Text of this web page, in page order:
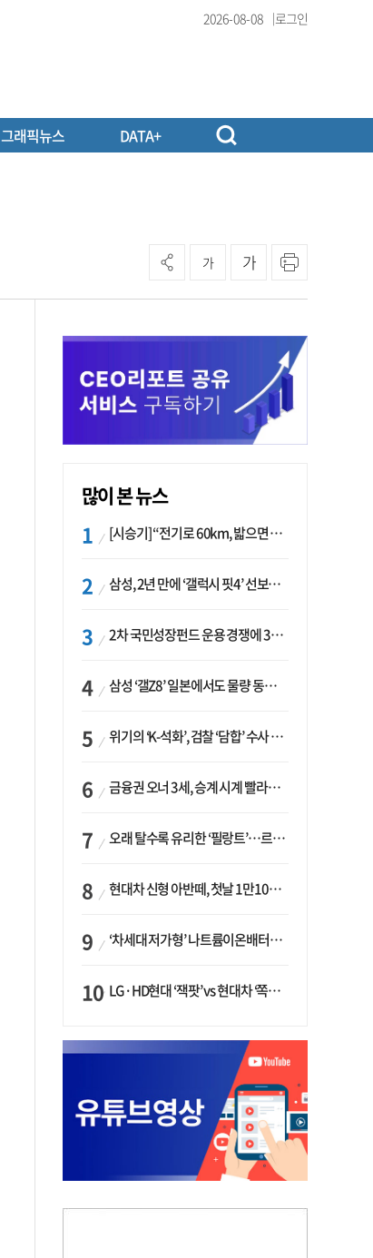
2026-08-08 로그인
그래픽뉴스 DATA+
가 가
많이 본 뉴스
[시승기] “전기로 60km, 밟으면 462마력”…볼보 XC60 T8의 두 얼굴
삼성, 2년 만에 ‘갤럭시 핏4’ 선보이나…웨어러블 생태계 확장 ‘시동’
2차 국민성장펀드 운용 경쟁에 33개사 몰렸다…신한·하나 등 새 얼굴 대거 합류
삼성 ‘갤Z8’ 일본에서도 물량 동났다…애플 참전 앞두고 선두 수성 ‘시험대’
위기의 ‘K-석화’, 검찰 ‘담합’ 수사 착수…“LG·한화·롯데 등 7개 업체, 8개 제품 가격 담합”
금융권 오너 3세, 승계 시계 빨라지나…한국투자 ‘속도’·미래에셋·메리츠는 ‘거리두기’
오래 탈수록 유리한 ‘필랑트’…르노코리아, 5년 뒤 잔존가치 53% 보장
현대차 신형 아반떼, 첫날 1만1094대 계약…역대 최고치 경신
‘차세대 저가형’ 나트륨이온배터리 시대 오나…LG화학·에코프로, 상용화 속도낸다
LG·HD현대 ‘잭팟’ vs 현대차 ‘쪽박’…글로벌 사모펀드, 韓 대기업 투자 ‘희비’